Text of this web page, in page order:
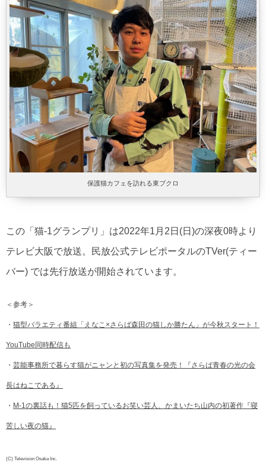
保護猫カフェを訪れる東ブクロ
この「猫-1グランプリ」は2022年1月2日(日)の深夜0時より
テレビ大阪で放送。民放公式テレビポータルのTVer(ティー
バー) では先行放送が開始されています。
＜参考＞
・ 猫型バラエティ番組「えなこ×さらば森田の猫しか勝たん」が今秋スタート！
YouTube同時配信も
・ 芸能事務所で暮らす猫がニャンと初の写真集を発売！『さらば青春の光の会
長はねこである』
・ M-1の裏話も！猫5匹を飼っているお笑い芸人、かまいたち山内の初著作『寝
苦しい夜の猫』
(C) Television Osaka Inc.